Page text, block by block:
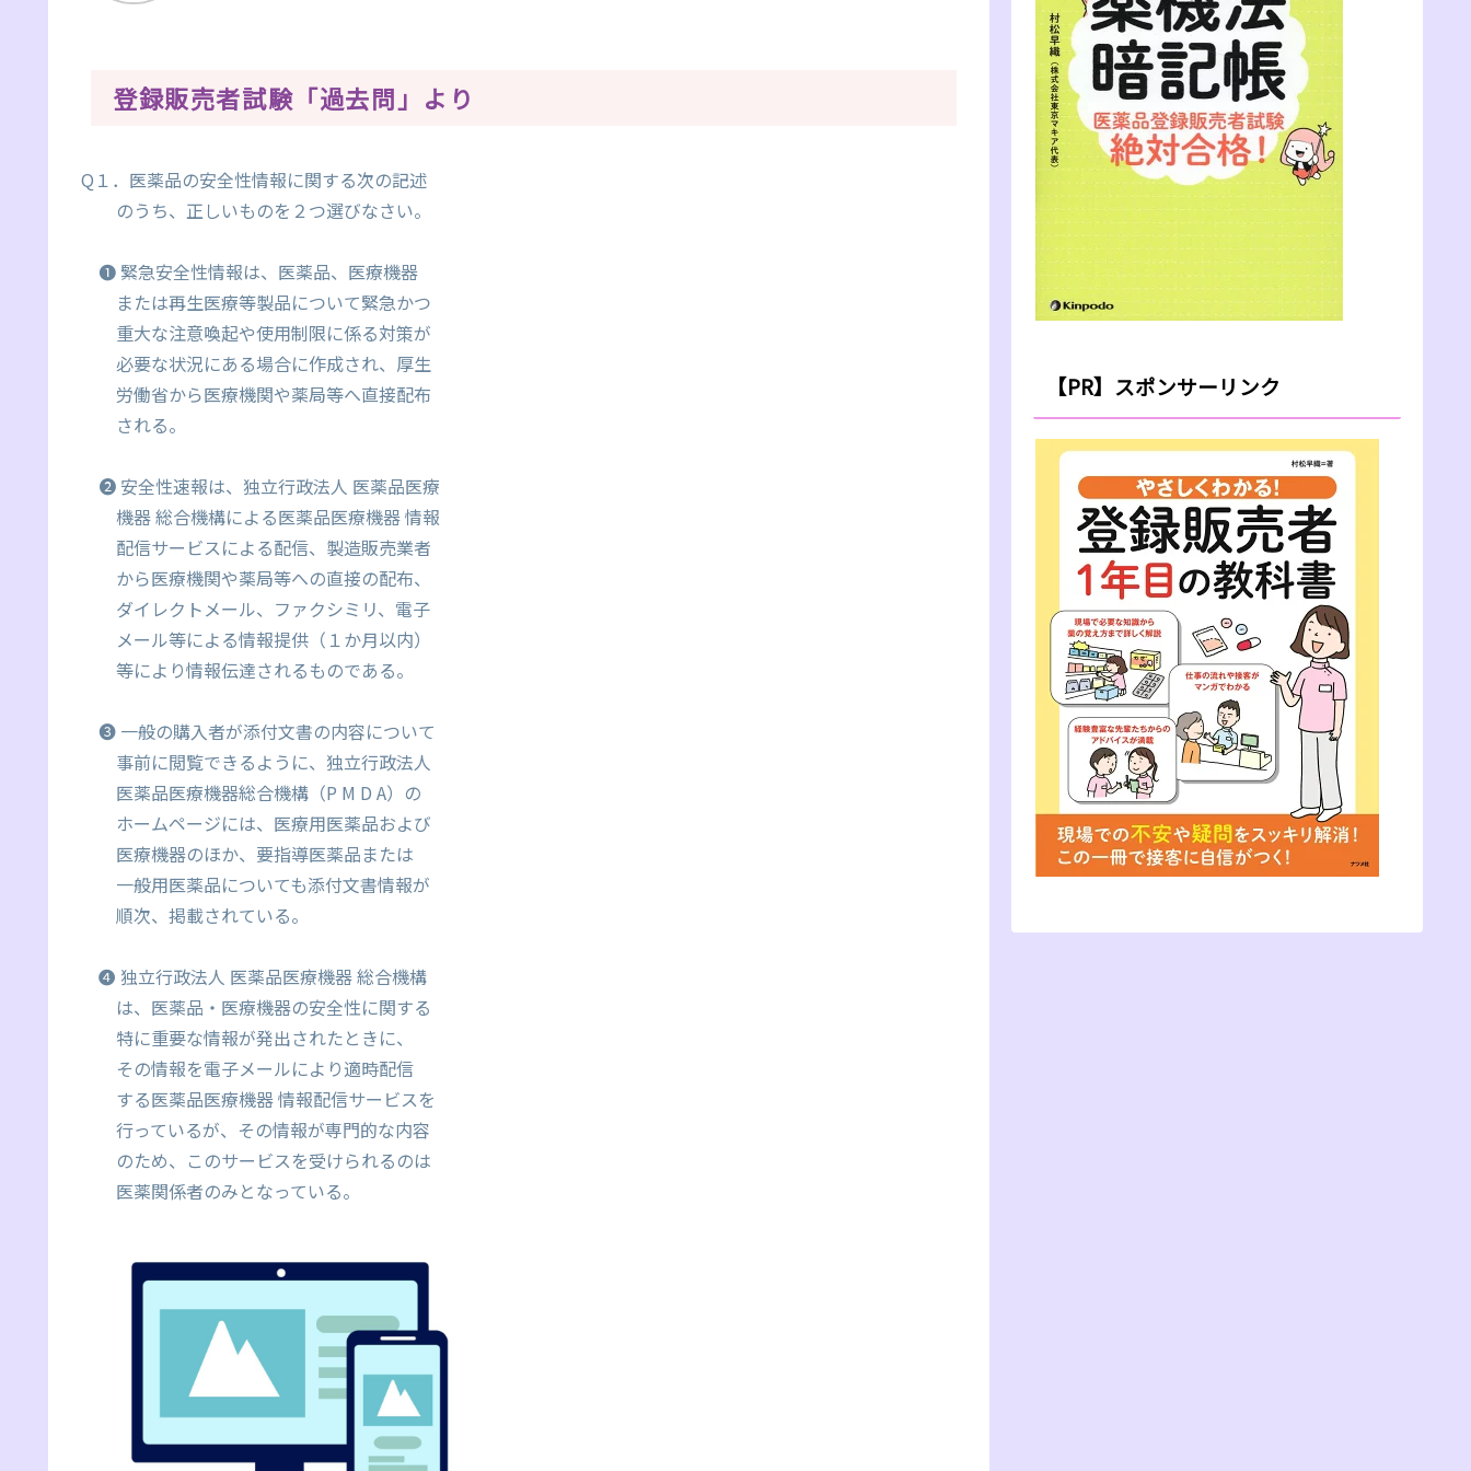
登録販売者試験「過去問」より
Q１．医薬品の安全性情報に関する次の記述
のうち、正しいものを２つ選びなさい。
❶ 緊急安全性情報は、医薬品、医療機器
または再生医療等製品について緊急かつ
重大な注意喚起や使用制限に係る対策が
必要な状況にある場合に作成され、厚生
労働省から医療機関や薬局等へ直接配布
される。
❷ 安全性速報は、独立行政法人 医薬品医療
機器 総合機構による医薬品医療機器 情報
配信サービスによる配信、製造販売業者
から医療機関や薬局等への直接の配布、
ダイレクトメール、ファクシミリ、電子
メール等による情報提供（１か月以内）
等により情報伝達されるものである。
❸ 一般の購入者が添付文書の内容について
事前に閲覧できるように、独立行政法人
医薬品医療機器総合機構（P M D A）の
ホームページには、医療用医薬品および
医療機器のほか、要指導医薬品または
一般用医薬品についても添付文書情報が
順次、掲載されている。
❹ 独立行政法人 医薬品医療機器 総合機構
は、医薬品・医療機器の安全性に関する
特に重要な情報が発出されたときに、
その情報を電子メールにより適時配信
する医薬品医療機器 情報配信サービスを
行っているが、その情報が専門的な内容
のため、このサービスを受けられるのは
医薬関係者のみとなっている。
【PR】スポンサーリンク